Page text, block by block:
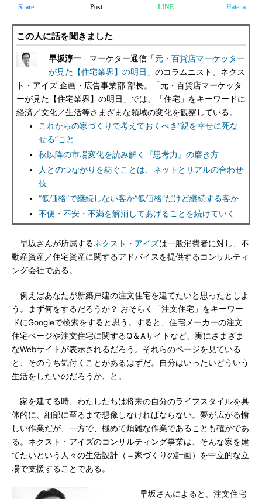
Share Post LINE Hatena
この人に話を聞きました
早坂淳一 マーケター通信「元・百貨店マーケッター
が見た【住宅業界】の明日 」のコラムニスト。ネクス
ト・アイズ 企画・広告事業部 部長。「元・百貨店マーケッタ
ーが見た【住宅業界】の明日」では、「住宅」をキーワードに
経済／文化／生活等さまざまな領域の変化を観察している。
これからの家づくりで考えておくべき“親を幸せに死な
せる”こと
秋以降の市場変化を読み解く『思考力』の磨き方
人とのつながりを紡ぐことは、ネットとリアルの合わせ
技
“低価格”で継続しない客か“低価格”だけど継続する客か
不便・不安・不満を解消してあげることを続けていく
早坂さんが所属するネクスト・アイズは一般消費者に対し、不
動産資産／住宅資産に関するアドバイスを提供するコンサルティ
ング会社である。
例えばあなたが新築戸建の注文住宅を建てたいと思ったとしよ
う。まず何をするだろうか？ おそらく「注文住宅」をキーワー
ドにGoogleで検索をすると思う。すると、住宅メーカーの注文
住宅ページや注文住宅に関するQ＆Aサイトなど、実にさまざま
なWebサイトが表示されるだろう。それらのページを見ている
と、そのうち気付くことがあるはずだ。自分はいったいどういう
生活をしたいのだろうか、と。
家を建てる時、わたしたちは将来の自分のライフスタイルを具
体的に、細部に至るまで想像しなければならない。夢が広がる愉
しい作業だが、一方で、極めて煩雑な作業であることも確かであ
る。ネクスト・アイズのコンサルティング事業は、そんな家を建
てたいという人々の生活設計（＝家づくりの計画）を中立的な立
場で支援することである。
早坂さんによると、注文住宅